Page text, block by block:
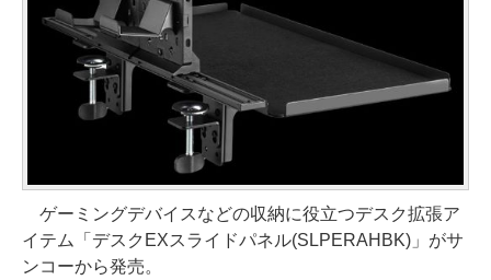
ゲーミングデバイスなどの収納に役立つデスク拡張ア
イテム「デスクEXスライドパネル(SLPERAHBK)」がサ
ンコーから発売。